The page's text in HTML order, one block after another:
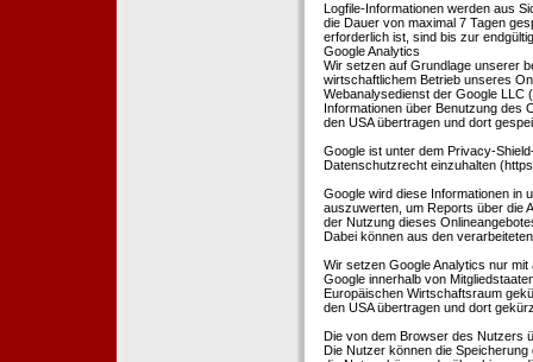
Logfile-Informationen werden aus
die Dauer von maximal 7 Tagen
erforderlich ist, sind bis zur
Google Analytics
Wir setzen auf Grundlage unserer
wirtschaftlichem Betrieb unseres
Webanalysedienst der Google LLC
Informationen über Benutzung des
den USA übertragen und dort
Google ist unter dem Privacy-
Datenschutzrecht einzuhalten
Google wird diese Informationen in
auszuwerten, um Reports über die
der Nutzung dieses
Dabei können aus den
Wir setzen Google Analytics nur
Google innerhalb von
Europäischen Wirtschaftsraum
den USA übertragen und dort
Die von dem Browser des Nutzers
Die Nutzer können die